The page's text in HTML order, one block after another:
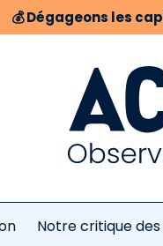
💰Dégageons les
Notre critique